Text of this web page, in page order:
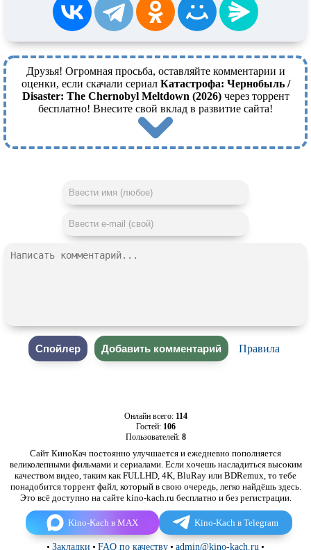
Друзья! Огромная просьба, оставляйте комментарии и
оценки, если скачали сериал Катастрофа: Чернобыль /
Disaster: The Chernobyl Meltdown (2026)через торрент
бесплатно! Внесите свой вклад в развитие сайта!
Правила
Онлайн всего: 114
Гостей: 106
Пользователей: 8
Сайт КиноКач постоянно улучшается и ежедневно пополняется
великолепными фильмами и сериалами. Если хочешь насладиться высоким
качеством видео, таким как FULLHD, 4K, BluRay или BDRemux, то тебе
понадобится торрент файл, который в свою очередь, легко найдёшь здесь.
Это всё доступно на сайте kino-kach.ru бесплатно и без регистрации.
Kino-Kach в MAX Kino-Kach в Telegram
• Закладки • FAQ по качеству • admin@kino-kach.ru •